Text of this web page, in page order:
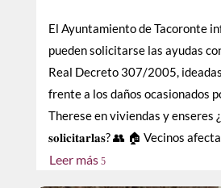
El Ayuntamiento de Tacoronte
pueden solicitarse las ayudas
Real Decreto 307/2005,
frente a los daños ocasionados
Therese en viviendas y enseres
𝐬𝐨𝐥𝐢𝐜𝐢𝐭𝐚𝐫𝐥𝐚𝐬? 👥 🏠 Vecinos
Leer más 5